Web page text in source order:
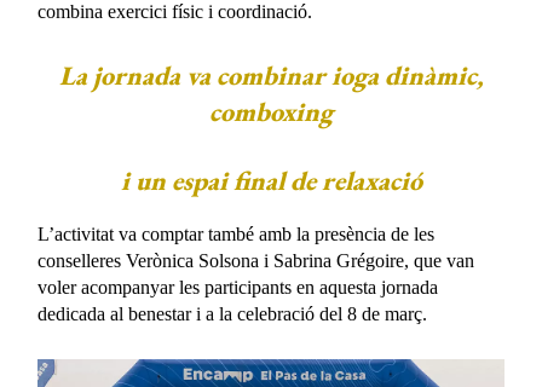
combina exercici físic i coordinació.
La jornada va combinar ioga dinàmic,
comboxing
i un espai final de relaxació
L’activitat va comptar també amb la presència de les
conselleres Verònica Solsona i Sabrina Grégoire, que van
voler acompanyar les participants en aquesta jornada
dedicada al benestar i a la celebració del 8 de març.